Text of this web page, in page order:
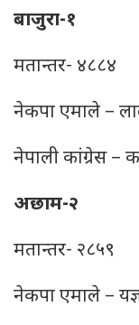
बाजुरा-१
मतान्तर- ४८८४
नेकपा एमाले –
नेपाली कांग्रेस –
अछाम-२
मतान्तर- २८५९
नेकपा एमाले –